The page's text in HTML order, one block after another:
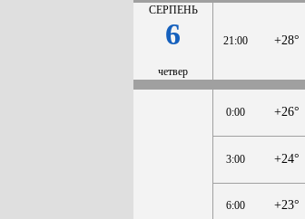
СЕРПЕНЬ
6
четвер
21:00 +28°
0:00 +26°
3:00 +24°
6:00 +23°